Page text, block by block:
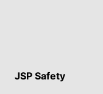
JSP Safety